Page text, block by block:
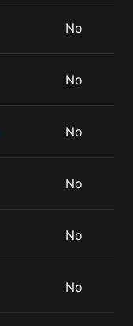
No
No
No
No
No
No